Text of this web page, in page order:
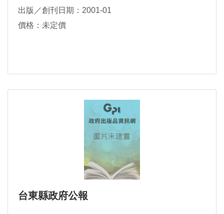
出版／創刊日期：2001-01
價格：未定價
台東縣政府公報